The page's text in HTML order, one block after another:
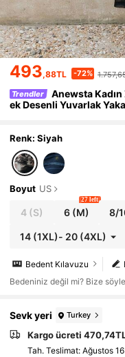
493,88TL -72%
Trendler
Anewsta
ek Desenli Yuvarlak
likleri İçin Uygundur
Renk: Siyah
Boyut US
4 (S) 6 (M)
27 left
8/
14(1XL)- 20 (4XL)
Bedent Kılavuzu
Bedeniniz değil mi? Bize söyle
Sevk yeri Turkey
Kargo ücreti
Tah. Teslimat: Ağustos